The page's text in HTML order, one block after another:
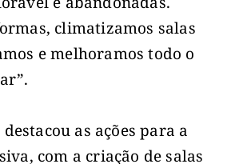
climatizamos salas
e melhoramos todo o
as ações para a
com a criação de salas